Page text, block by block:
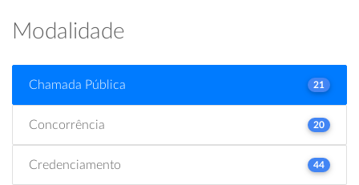
Modalidade
Chamada Pública 21
Concorrência 20
Credenciamento 44